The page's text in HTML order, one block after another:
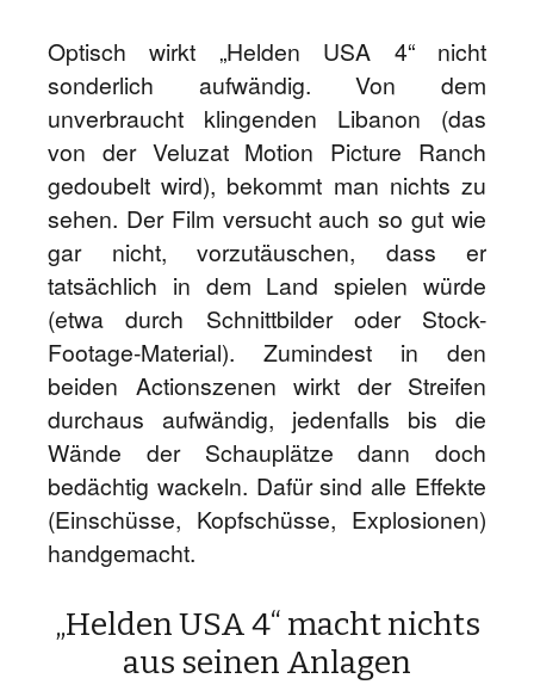
Optisch wirkt „Helden USA 4“ nicht
sonderlich aufwändig. Von dem
unverbraucht klingenden Libanon (das
von der Veluzat Motion Picture Ranch
gedoubelt wird), bekommt man nichts zu
sehen. Der Film versucht auch so gut wie
gar nicht, vorzutäuschen, dass er
tatsächlich in dem Land spielen würde
(etwa durch Schnittbilder oder Stock-
Footage-Material). Zumindest in den
beiden Actionszenen wirkt der Streifen
durchaus aufwändig, jedenfalls bis die
Wände der Schauplätze dann doch
bedächtig wackeln. Dafür sind alle Effekte
(Einschüsse, Kopfschüsse, Explosionen)
handgemacht.
„Helden USA 4“ macht nichts
aus seinen Anlagen